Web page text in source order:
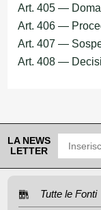
Art. 405 —
Art. 406 —
Art. 407 —
Art. 408 —
LA NEWS
LETTER
Tutte le Fonti